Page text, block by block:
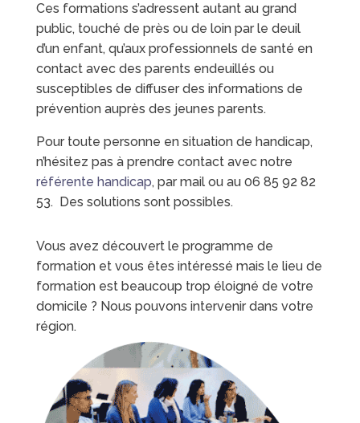
Ces formations s’adressent autant au grand
public, touché de près ou de loin par le deuil
d’un enfant, qu’aux professionnels de santé en
contact avec des parents endeuillés ou
susceptibles de diffuser des informations de
prévention auprès des jeunes parents.
Pour toute personne en situation de handicap,
n’hésitez pas à prendre contact avec notre
référente handicap, par mail ou au 06 85 92 82
53. Des solutions sont possibles.
Vous avez découvert le programme de
formation et vous êtes intéressé mais le lieu de
formation est beaucoup trop éloigné de votre
domicile ? Nous pouvons intervenir dans votre
région.